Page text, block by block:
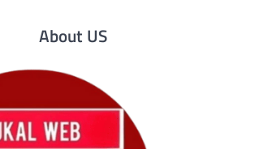
About US